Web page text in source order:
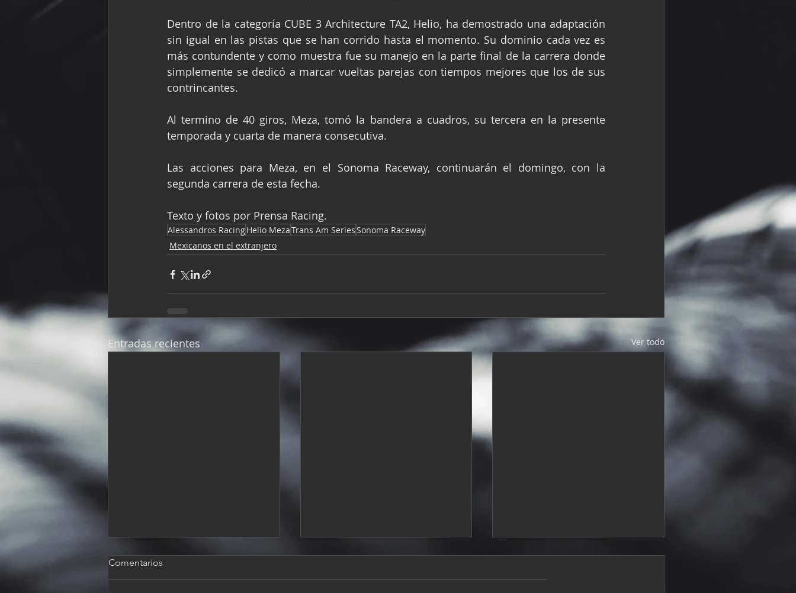
Dentro de la categoría CUBE 3 Architecture TA2, Helio, ha demostrado una adaptación
sin igual en las pistas que se han corrido hasta el momento. Su dominio cada vez es
más contundente y como muestra fue su manejo en la parte final de la carrera donde
simplemente se dedicó a marcar vueltas parejas con tiempos mejores que los de sus
contrincantes.
Al termino de 40 giros, Meza, tomó la bandera a cuadros, su tercera en la presente
temporada y cuarta de manera consecutiva.
Las acciones para Meza, en el Sonoma Raceway, continuarán el domingo, con la
segunda carrera de esta fecha.
Texto y fotos por Prensa Racing.
Alessandros RacingHelio MezaTrans Am SeriesSonoma Raceway
Mexicanos en el extranjero
Entradas recientes Ver todo
Comentarios